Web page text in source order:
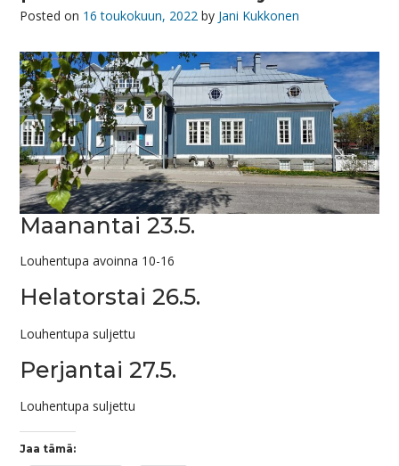
Posted on 16 toukokuun, 2022 by Jani Kukkonen
Maanantai 23.5.
Louhentupa avoinna 10-16
Helatorstai 26.5.
Louhentupa suljettu
Perjantai 27.5.
Louhentupa suljettu
Jaa tämä: